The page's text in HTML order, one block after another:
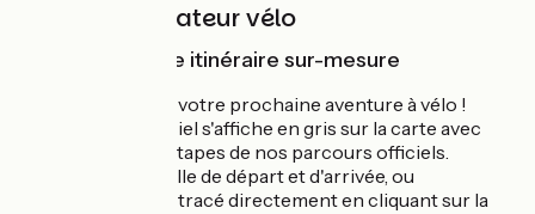
Notre planificateur vélo
Pour créer votre itinéraire sur-mesure
Tracez facilement votre prochaine aventure à vélo !
Notre réseau officiel s'affiche en gris sur la carte avec
tous les points d'étapes de nos parcours officiels.
Renseignez une ville de départ et d'arrivée, ou
construisez votre tracé directement en cliquant sur la